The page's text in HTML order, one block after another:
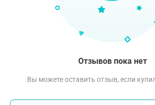
Отзывов пока нет
Вы можете оставить отзыв, если